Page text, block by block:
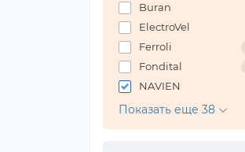
Buran
ElectroVel
Ferroli
Fondital
NAVIEN
Показать еще 38